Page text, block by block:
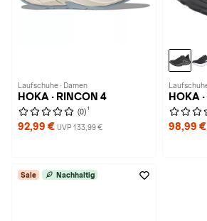
Laufschuhe · Damen
HOKA · RINCON 4
(0) 1
92,99 € UVP 133,99 €
HOKA
98,99 €
Sale Nachhaltig